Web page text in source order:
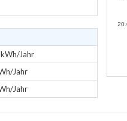
Jahr
Jahr
Jahr